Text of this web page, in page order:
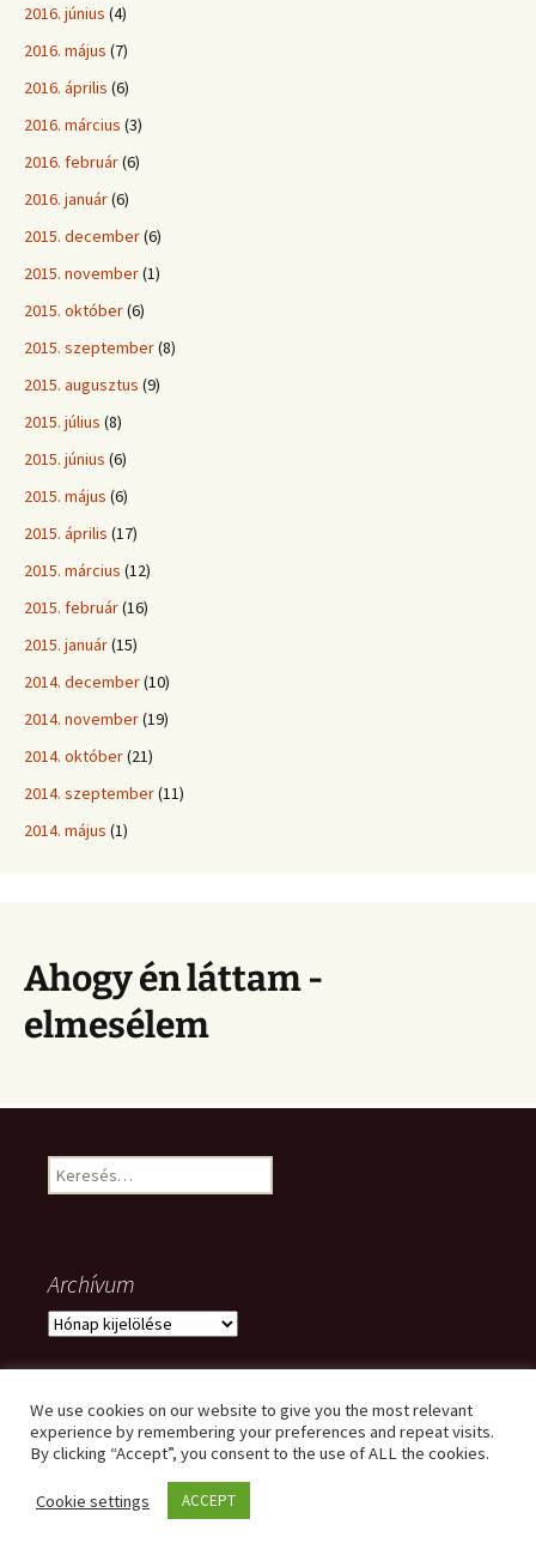
2016. június (4)
2016. május (7)
2016. április (6)
2016. március (3)
2016. február(6)
2016. január(6)
2015. december(6)
2015. november(1)
2015. október(6)
2015. szeptember(8)
2015. augusztus (9)
2015. július (8)
2015. június (6)
2015. május (6)
2015. április (17)
2015. március (12)
2015. február(16)
2015. január(15)
2014. december(10)
2014. november(19)
2014. október(21)
2014. szeptember(11)
2014. május (1)
Ahogy én láttam -
elmesélem
Keresés:
Archívum
Archívum
Meta
Bejelentkezés
Bejegyzések hírcsatorna
We use cookies on our website to give you the most relevant
experience by remembering your preferences and repeat visits.
By clicking “Accept”, you consent to the use of ALL the cookies.
Cookie settings ACCEPT